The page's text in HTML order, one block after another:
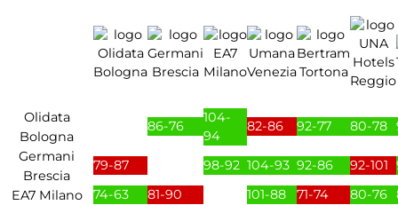
Olidata
Bologna
86-76
104-
94
82-86 92-77 80-78
Germani
Brescia
79-87 98-92 104-93 92-86 92-101
EA7 Milano
74-63 81-90 101-88 71-74 80-76